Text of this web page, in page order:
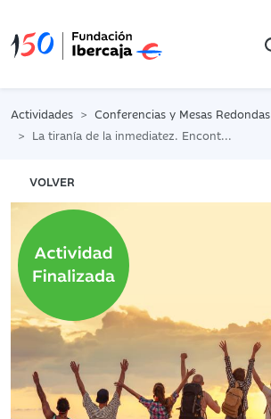
Actividades
Conferencias y Mesas Redondas
La tiranía de la inmediatez. Encontrar la calma en un mundo acelerado
VOLVER